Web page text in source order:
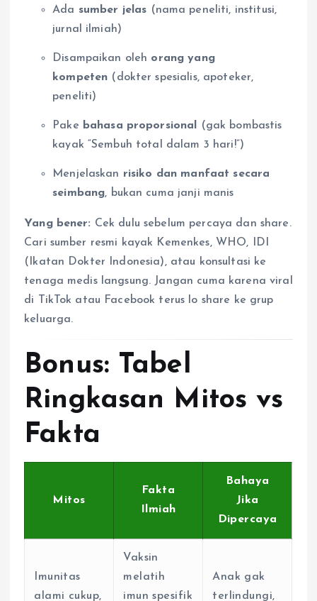
Ada sumber jelas (nama peneliti, institusi,
jurnal ilmiah)
Disampaikan oleh orang yang
kompeten (dokter spesialis, apoteker,
peneliti)
Pake bahasa proporsional
(gak bombastis
kayak “Sembuh total dalam 3 hari!”)
Menjelaskan risiko dan manfaat secara
seimbang, bukan cuma janji manis
Yang bener: Cek dulu sebelum percaya dan share.
Cari sumber resmi kayak Kemenkes, WHO, IDI
(Ikatan Dokter Indonesia), atau konsultasi ke
tenaga medis langsung. Jangan cuma karena viral
di TikTok atau Facebook terus lo share ke grup
keluarga.
Bonus: Tabel
Ringkasan Mitos vs
Fakta
Mitos
Fakta
Ilmiah
Bahaya
Jika
Dipercaya
Imunitas
alami cukup,
Vaksin
melatih
imun spesifik
Anak gak
terlindungi,